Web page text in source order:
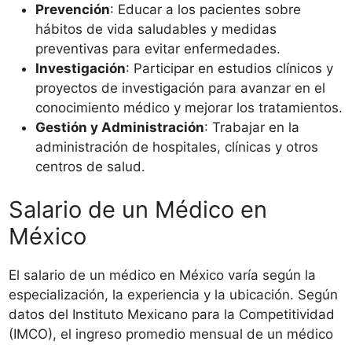
Prevención: Educar a los pacientes sobre
hábitos de vida saludables y medidas
preventivas para evitar enfermedades.
Investigación: Participar en estudios clínicos y
proyectos de investigación para avanzar en el
conocimiento médico y mejorar los tratamientos.
Gestión y Administración: Trabajar en la
administración de hospitales, clínicas y otros
centros de salud.
Salario de un Médico en
México
El salario de un médico en México varía según la
especialización, la experiencia y la ubicación. Según
datos del Instituto Mexicano para la Competitividad
(IMCO), el ingreso promedio mensual de un médico